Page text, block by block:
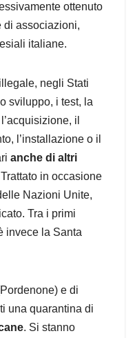
ottenuto
di associazioni,
italiane.
negli Stati
sviluppo, i test, la
il
l’installazione o il
anche di altri
in occasione
Nazioni Unite,
Tra i primi
invece la Santa
e di
una quarantina di
. Si stanno